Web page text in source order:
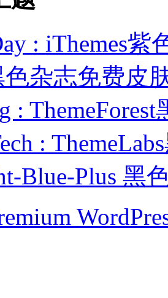
: iThemes紫
色杂志免费皮
:
:
Blue-Plus 黑